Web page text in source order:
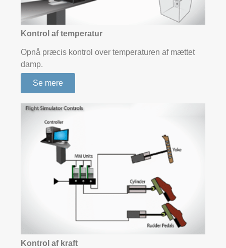
Kontrol af temperatur
Opnå præcis kontrol over temperaturen af mættet
damp.
Se mere
Kontrol af kraft